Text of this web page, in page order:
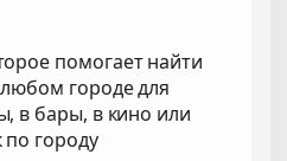
помогает найти
городе для
в бары, в кино или
по городу